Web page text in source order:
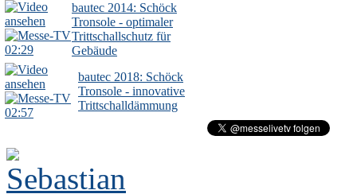
02:29
bautec 2014: Schöck
Tronsole - optimaler
Trittschallschutz für
Gebäude
02:57
bautec 2018: Schöck
Tronsole - innovative
Trittschalldämmung